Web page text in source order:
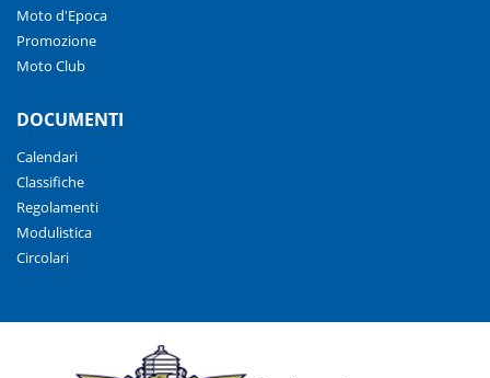
Moto d'Epoca
Promozione
Moto Club
DOCUMENTI
Calendari
Classifiche
Regolamenti
Modulistica
Circolari